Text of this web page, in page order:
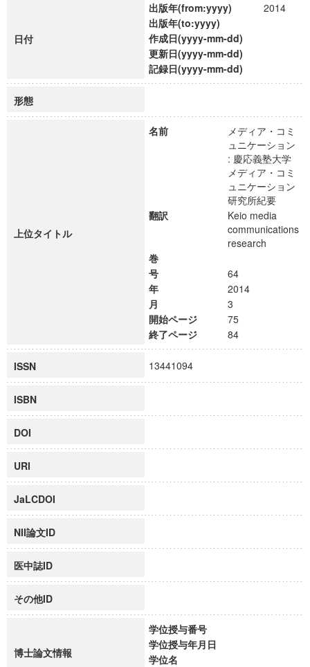
日付
出版年(from:yyyy)
2014
出版年(to:yyyy)
作成日(yyyy-mm-dd)
更新日(yyyy-mm-dd)
記録日(yyyy-mm-dd)
形態
上位タイトル
名前
メディア・コミ
ュニケーション
: 慶応義塾大学
メディア・コミ
ュニケーション
研究所紀要
翻訳
Keio media
communications
research
巻
号
64
年
2014
月
3
開始ページ
75
終了ページ
84
ISSN 13441094
ISBN
DOI
URI
JaLCDOI
NII論文ID
医中誌ID
その他ID
博士論文情報
学位授与番号
学位授与年月日
学位名